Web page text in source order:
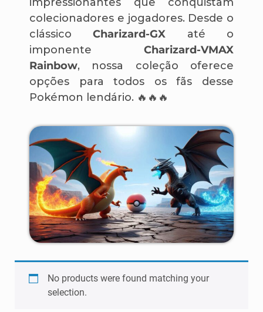
colecionadores e jogadores. Desde o
clássicoCharizard-GX até o
imponente Charizard-VMAX
Rainbow, nossa coleção oferece
opções para todos os fãs desse
Pokémon lendário. 🔥🔥🔥
No products were found matching your
selection.